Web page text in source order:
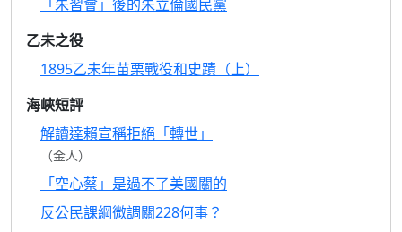
「朱習會」後的朱立倫國民黨
乙未之役
1895乙未年苗栗戰役和史蹟（上）
海峽短評
解讀達賴宣稱拒絕「轉世」
（金人）
「空心蔡」是過不了美國關的
反公民課綱微調關228何事？